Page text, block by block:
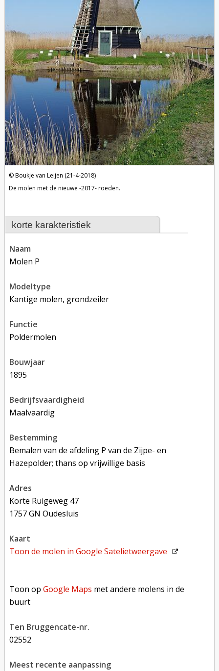
korte karakteristiek
naam
Molen P
modeltype
Kantige molen, grondzeiler
functie
poldermolen
bouwjaar
1895
bedrijfsvaardigheid
Maalvaardig
bestemming
Bemalen van de afdeling P van de Zijpe- en
Hazepolder; thans op vrijwillige basis
adres
Korte Ruigeweg 47
1757 GN Oudesluis
kaart
Toon de molen inGoogle Satelietweergave
Toon opGoogle Maps met andere molens in de
buurt
Ten Bruggencate-nr.
02552
Meest recente aanpassing
Boukje van Leijen (21-4-2018)
De molen met de nieuwe -2017- roeden.